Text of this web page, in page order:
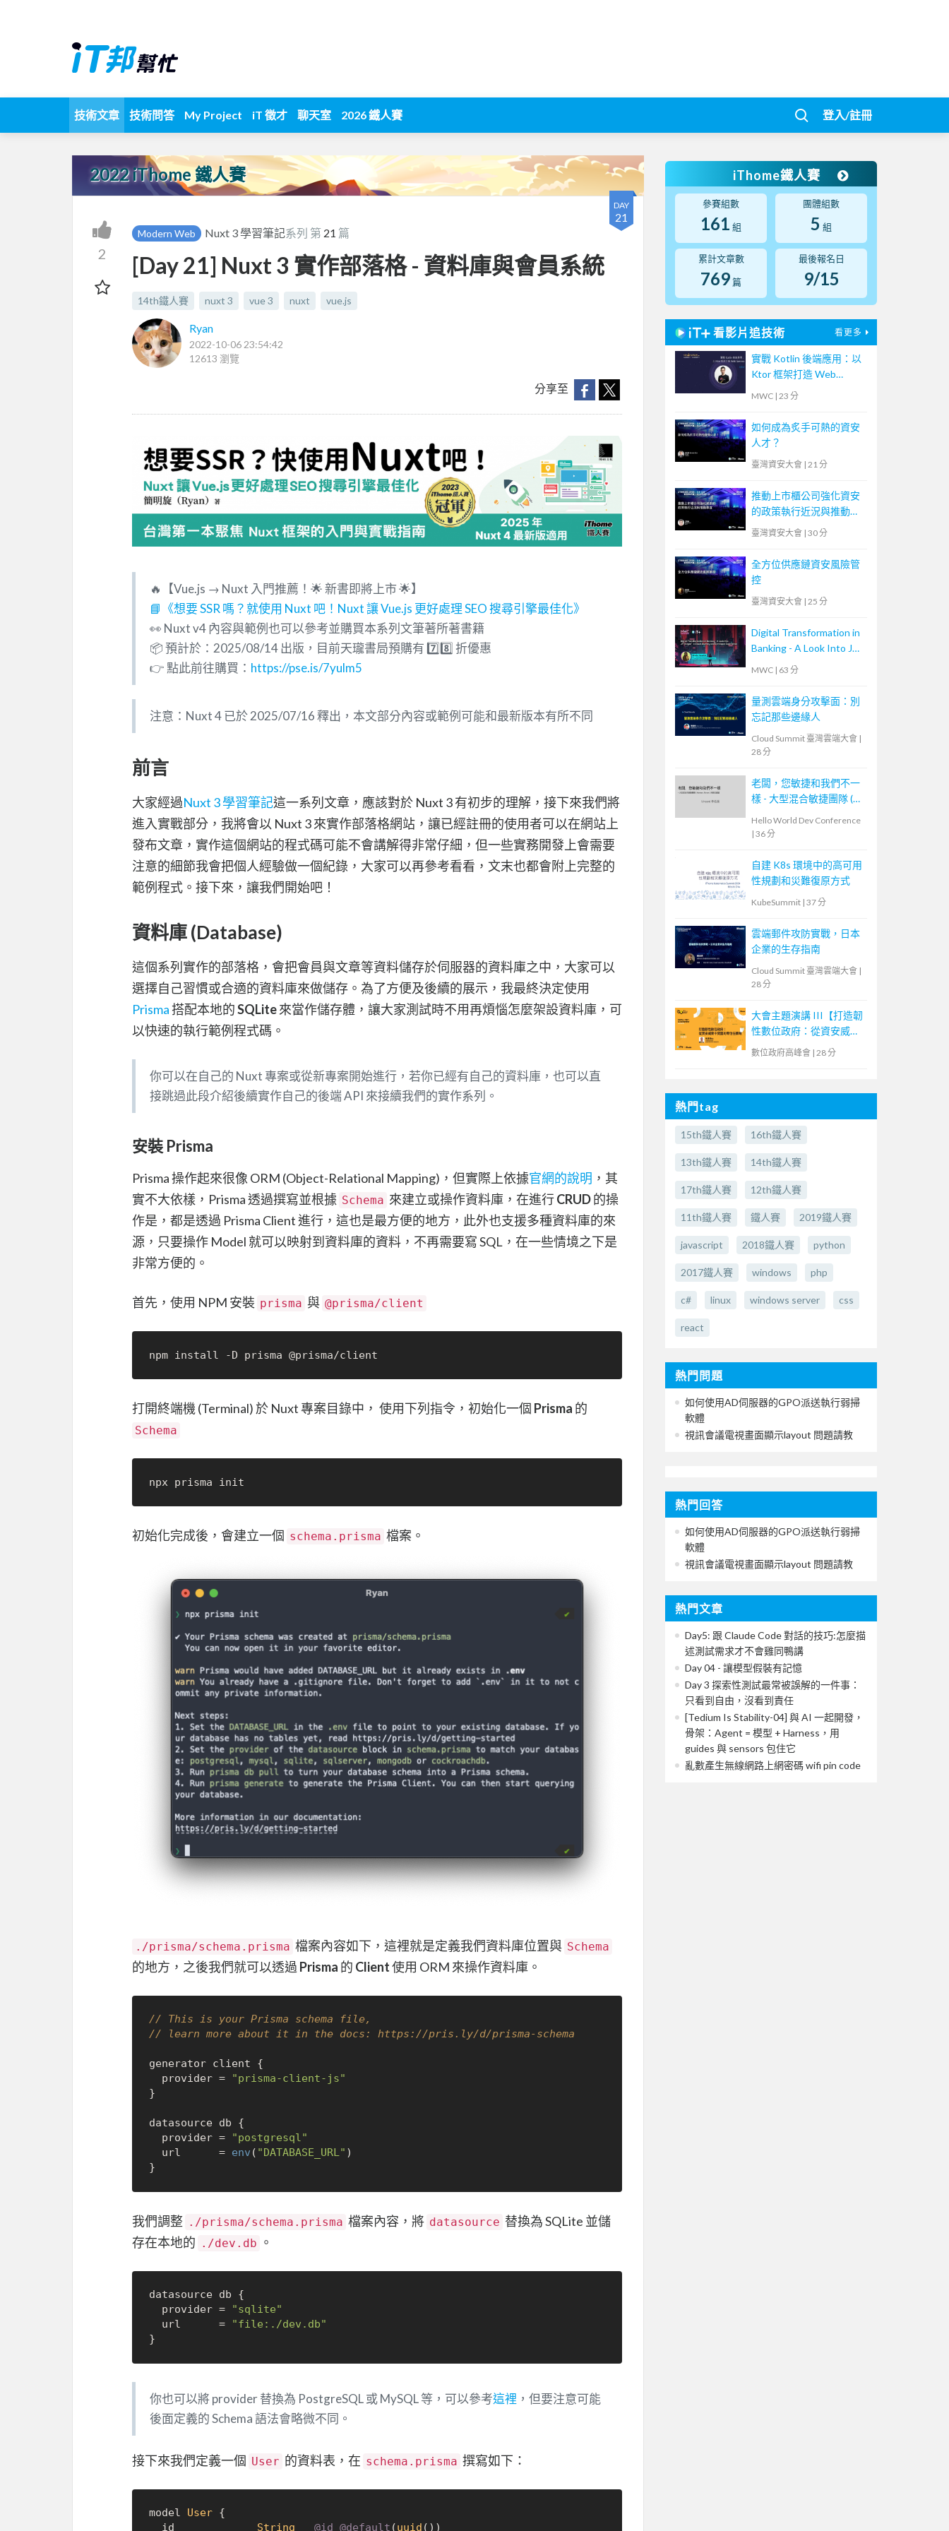
技術文章 技術問答 My Project iT 徵才 聊天室 2026 鐵人賽 登入/註冊
2022 iThome 鐵人賽
DAY
21
2
Modern Web Nuxt 3 學習筆記系列 第 21 篇
[Day 21] Nuxt 3 實作部落格 - 資料庫與會員系統
14th鐵人賽 nuxt 3 vue 3 nuxt vue.js
Ryan
2022-10-06 23:54:42
12613 瀏覽
分享至
🔥【Vue.js → Nuxt 入門推薦！🌟 新書即將上市 🌟】
📘《想要 SSR 嗎？就使用 Nuxt 吧！Nuxt 讓 Vue.js 更好處理 SEO 搜尋引擎最佳化》
👀 Nuxt v4 內容與範例也可以參考並購買本系列文筆著所著書籍
📦 預計於：2025/08/14 出版，目前天瓏書局預購有 7️⃣8️⃣ 折優惠
👉 點此前往購買： https://pse.is/7yulm5
注意：Nuxt 4 已於 2025/07/16 釋出，本文部分內容或範例可能和最新版本有所不同
前言
大家經過Nuxt 3 學習筆記這一系列文章，應該對於 Nuxt 3 有初步的理解，接下來我們將
進入實戰部分，我將會以 Nuxt 3 來實作部落格網站，讓已經註冊的使用者可以在網站上
發布文章，實作這個網站的程式碼可能不會講解得非常仔細，但一些實務開發上會需要
注意的細節我會把個人經驗做一個紀錄，大家可以再參考看看，文末也都會附上完整的
範例程式。接下來，讓我們開始吧！
資料庫 (Database)
這個系列實作的部落格，會把會員與文章等資料儲存於伺服器的資料庫之中，大家可以
選擇自己習慣或合適的資料庫來做儲存。為了方便及後續的展示，我最終決定使用
Prisma搭配本地的SQLite來當作儲存體，讓大家測試時不用再煩惱怎麼架設資料庫，可
以快速的執行範例程式碼。
你可以在自己的 Nuxt 專案或從新專案開始進行，若你已經有自己的資料庫，也可以直
接跳過此段介紹後續實作自己的後端 API 來接續我們的實作系列。
安裝 Prisma
Prisma 操作起來很像 ORM (Object-Relational Mapping)，但實際上依據官網的說明 ，其
實不大依樣，Prisma 透過撰寫並根據 Schema 來建立或操作資料庫，在進行CRUD的操
作是，都是透過 Prisma Client 進行，這也是最方便的地方，此外也支援多種資料庫的來
源，只要操作 Model 就可以映射到資料庫的資料，不再需要寫 SQL，在一些情境之下是
非常方便的。
首先，使用 NPM 安裝 prisma 與 @prisma/client
打開終端機 (Terminal) 於 Nuxt 專案目錄中， 使用下列指令，初始化一個 Prisma 的
Schema
初始化完成後，會建立一個 schema.prisma 檔案。
./prisma/schema.prisma 檔案內容如下，這裡就是定義我們資料庫位置與 Schema
的地方，之後我們就可以透過 Prisma 的 Client使用 ORM 來操作資料庫。
// This is your Prisma schema file,
// learn more about it in the docs: https://pris.ly/d/prisma-schema
generator client {
  provider =
"prisma-client-js"
}
datasource db {
  provider =
"postgresql"
  url      =
env ( "DATABASE_URL" )
我們調整 ./prisma/schema.prisma 檔案內容，將 datasource 替換為 SQLite 並儲
存在本地的 ./dev.db 。
datasource db {
  provider =
"sqlite"
  url      =
"file:./dev.db"
你也可以將 provider 替換為 PostgreSQL 或 MySQL 等，可以參考這裡 ，但要注意可能
後面定義的 Schema 語法會略微不同。
接下來我們定義一個 User 的資料表，在 schema.prisma 撰寫如下：
model User {
  id
String @id @default (uuid ())
iThome鐵人賽
參賽組數
161 組
團體組數
5 組
累計文章數
769 篇
最後報名日
9/15
看影片追技術 看更多
實戰 Kotlin 後端應用：以
Ktor 框架打造 Web
MWC | 23 分
如何成為炙手可熱的資安
人才？
臺灣資安大會 | 21 分
推動上市櫃公司強化資安
的政策執行近況與推動事
宜
臺灣資安大會 | 30 分
全方位供應鏈資安風險管
控
臺灣資安大會 | 25 分
Digital Transformation in
Banking - A Look Into JP
Morgan’s Cloud Journey
Experience
MWC | 63 分
量測雲端身分攻擊面：別
忘記那些邊緣人
Cloud Summit 臺灣雲端大會 |
28 分
老闆，您敏捷和我們不一
樣 - 大型混合敏捷團隊 (
驗
Hello World Dev Conference
| 36 分
自建 K8s 環境中的高可用
性規劃和災難復原方式
KubeSummit | 37 分
雲端郵件攻防實戰，日本
企業的生存指南
Cloud Summit 臺灣雲端大會 |
28 分
大會主題演講 III【打造韌
性數位政府：從資安威脅
中突圍的零信任策略】
數位政府高峰會 | 28 分
熱門tag
15th鐵人賽 16th鐵人賽
13th鐵人賽 14th鐵人賽
17th鐵人賽 12th鐵人賽
11th鐵人賽 鐵人賽 2019鐵人賽
javascript 2018鐵人賽 python
2017鐵人賽 windows php
c# linux windows server css
react
熱門問題
如何使用AD伺服器的GPO派送執行弱掃
軟體
視訊會議電視畫面顯示layout 問題請教
熱門回答
如何使用AD伺服器的GPO派送執行弱掃
軟體
視訊會議電視畫面顯示layout 問題請教
熱門文章
Day5: 跟 Claude Code 對話的技巧:怎麼描
述測試需求才不會雞同鴨講
Day 04 - 讓模型假裝有記憶
Day 3 探索性測試最常被誤解的一件事：
只看到自由，沒看到責任
[Tedium Is Stability-04] 與 AI 一起開發，
骨架：Agent = 模型 + Harness，用
guides 與 sensors 包住它
亂數產生無線網路上網密碼 wifi pin code